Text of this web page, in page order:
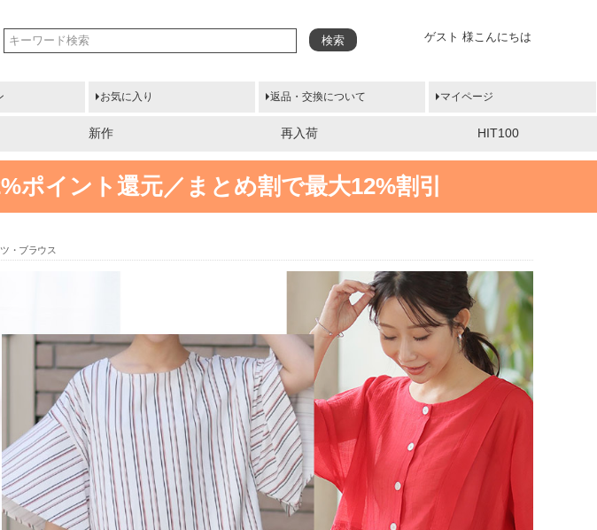
ゲスト 様こんにちは
検索
お気に入り 返品・交換について マイページ
新作 再入荷 HIT100
ポイント還元／まとめ割で最大12%割引
・ブラウス